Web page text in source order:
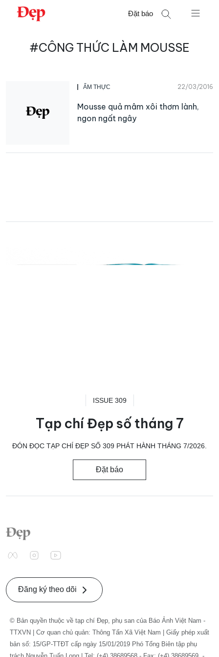
Chuyển
Đặt báo
#CÔNG THỨC LÀM MOUSSE
ẨM THỰC 22/03/2016
Mousse quả mâm xôi thơm lành,
ngon ngất ngây
ISSUE 309
Tạp chí Đẹp số tháng 7
ĐÓN ĐỌC TẠP CHÍ ĐẸP SỐ 309 PHÁT HÀNH THÁNG 7/2026.
Đặt báo
Đăng ký theo dõi
© Bản quyền thuộc về tạp chí Đẹp, phụ san của Báo Ảnh Việt Nam -
TTXVN | Cơ quan chủ quản: Thông Tấn Xã Việt Nam | Giấy phép xuất
bản số: 15/GP-TTĐT cấp ngày 15/01/2019 Phó Tổng Biên tập phụ